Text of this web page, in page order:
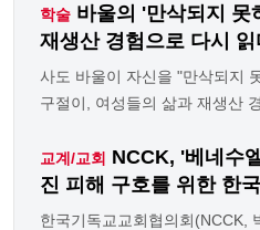
학술 바울의 '만삭되지 못
재생산 경험으로 다시 읽
사도 바울이 자신을 "만삭되지
구절이, 여성들의 삶과 재생산
교계/교회 NCCK, '베네수
진 피해 구호를 위한 한
한국기독교교회협의회(NCCK,